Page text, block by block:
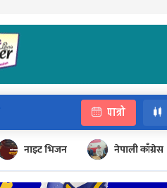
पात्रो
नाइट भिजन नेपाली काँग्रेस